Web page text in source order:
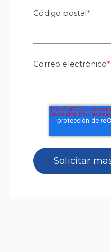
Código postal*
Correo electrónico*